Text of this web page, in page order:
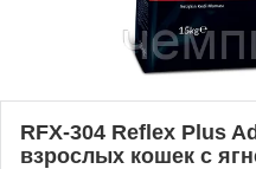
RFX-304 Reflex Plus
взрослых кошек с